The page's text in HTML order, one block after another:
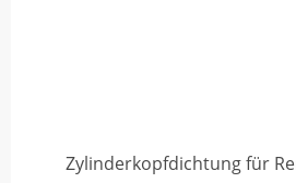
Zylinderkopfdichtung für